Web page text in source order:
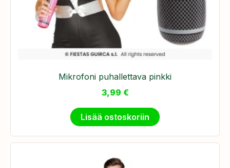
Mikrofoni puhallettava pinkki
3,99 €
Lisää ostoskoriin